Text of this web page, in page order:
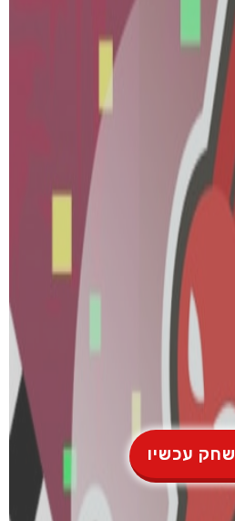
שחק עכשיו